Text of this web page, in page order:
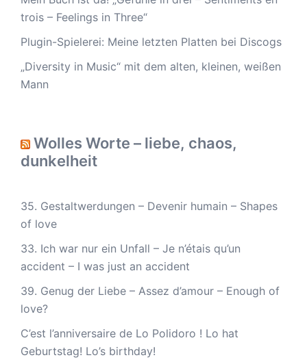
trois – Feelings in Three“
Plugin-Spielerei: Meine letzten Platten bei Discogs
„Diversity in Music“ mit dem alten, kleinen, weißen
Mann
Wolles Worte – liebe, chaos,
dunkelheit
35. Gestaltwerdungen – Devenir humain – Shapes
of love
33. Ich war nur ein Unfall – Je n’étais qu’un
accident – I was just an accident
39. Genug der Liebe – Assez d’amour – Enough of
love?
C’est l’anniversaire de Lo Polidoro ! Lo hat
Geburtstag! Lo’s birthday!